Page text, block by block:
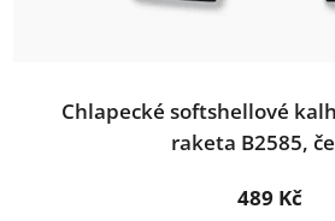
Chlapecké softshellové
raketa B2585,
489 Kč